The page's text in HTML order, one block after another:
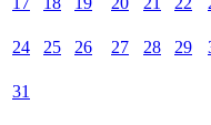
24 25 26 27 28 29
31